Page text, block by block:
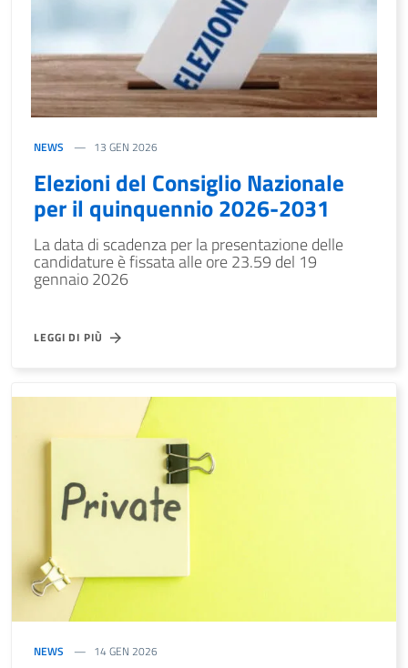
NEWS 13 GEN 2026
Elezioni del Consiglio Nazionale
per il quinquennio 2026-2031
La data di scadenza per la presentazione delle
candidature è fissata alle ore 23.59 del 19
gennaio 2026
LEGGI DI PIÙ
NEWS 14 GEN 2026